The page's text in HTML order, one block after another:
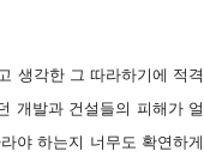
생각한 그 따라하기에 적격
개발과 건설들의 피해가 얼
야 하는지 너무도 확연하게